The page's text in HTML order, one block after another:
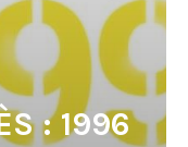
: 1996